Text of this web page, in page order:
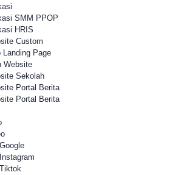
SMM PPOP
HRIS
Custom
Page
Website
Sekolah
Portal Berita
Portal Berita